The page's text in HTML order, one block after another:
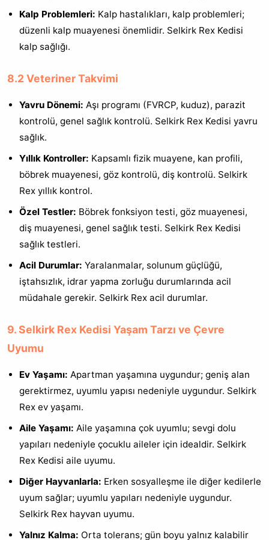
Kalp Problemleri: Kalp hastalıkları, kalp problemleri;
düzenli kalp muayenesi önemlidir. Selkirk Rex Kedisi
kalp sağlığı.
8.2 Veteriner Takvimi
Yavru Dönemi: Aşı programı (FVRCP, kuduz), parazit
kontrolü, genel sağlık kontrolü. Selkirk Rex Kedisi yavru
sağlık.
Yıllık Kontroller: Kapsamlı fizik muayene, kan profili,
böbrek muayenesi, göz kontrolü, diş kontrolü. Selkirk
Rex yıllık kontrol.
Özel Testler: Böbrek fonksiyon testi, göz muayenesi,
diş muayenesi, genel sağlık testi. Selkirk Rex Kedisi
sağlık testleri.
Acil Durumlar: Yaralanmalar, solunum güçlüğü,
iştahsızlık, idrar yapma zorluğu durumlarında acil
müdahale gerekir. Selkirk Rex acil durumlar.
9. Selkirk Rex Kedisi Yaşam Tarzı ve Çevre
Uyumu
Ev Yaşamı: Apartman yaşamına uygundur; geniş alan
gerektirmez, uyumlu yapısı nedeniyle uygundur. Selkirk
Rex ev yaşamı.
Aile Yaşamı: Aile yaşamına çok uyumlu; sevgi dolu
yapıları nedeniyle çocuklu aileler için idealdir. Selkirk
Rex Kedisi aile uyumu.
Diğer Hayvanlarla: Erken sosyalleşme ile diğer kedilerle
uyum sağlar; uyumlu yapıları nedeniyle uygundur.
Selkirk Rex hayvan uyumu.
Yalnız Kalma: Orta tolerans; gün boyu yalnız kalabilir